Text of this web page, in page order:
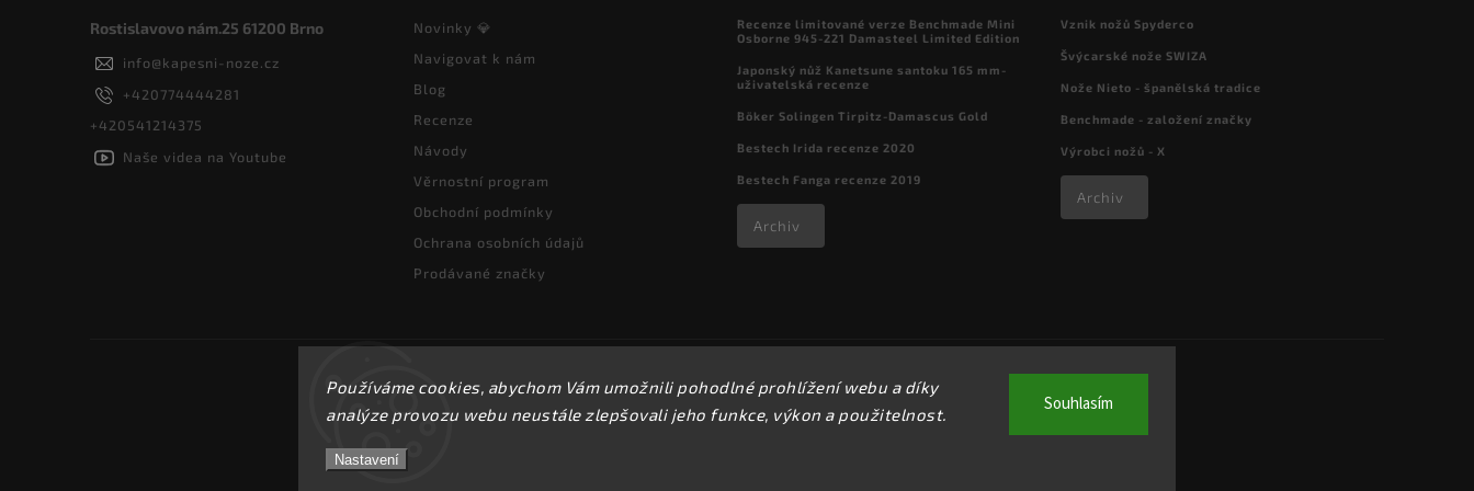
Používáme cookies, abychom Vám umožnili pohodlné prohlížení webu a díky
analýze provozu webu neustále zlepšovali jeho funkce, výkon a použitelnost.
Nastavení
Souhlasím
Rostislavovo nám.25 61200 Brno
info@kapesni-noze.cz
+420774444281
+420541214375
Naše videa na Youtube
Novinky 💎
Navigovat k nám
Blog
Recenze
Návody
Věrnostní program
Obchodní podmínky
Ochrana osobních údajů
Prodávané značky
Recenze limitované verze Benchmade Mini
Osborne 945-221 Damasteel Limited Edition
Japonský nůž Kanetsune santoku 165 mm-
uživatelská recenze
Böker Solingen Tirpitz-Damascus Gold
Bestech Irida recenze 2020
Bestech Fanga recenze 2019
Archiv
Vznik nožů Spyderco
Švýcarské nože SWIZA
Nože Nieto - španělská tradice
Benchmade - založení značky
Výrobci nožů - X
Archiv
Copyright 2026kapesni-noze.cz . Všechna práva vyhrazena.
Upravit nastavení cookies